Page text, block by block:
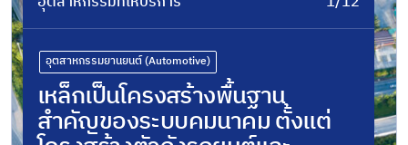
อุตสาหกรรมยานยนต์ (Automotive)
เหล็กเป็นโครงสร้างพื้นฐาน
สำคัญของระบบคมนาคม ตั้งแต่